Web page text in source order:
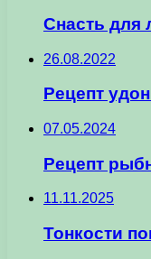
Cнасть для
26.08.2022
Рецепт
07.05.2024
Рецепт
11.11.2025
Тонкости